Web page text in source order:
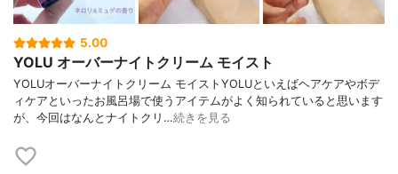
5.00
YOLU オーバーナイトクリーム モイスト
YOLUオーバーナイトクリーム モイストYOLUといえばヘアケアやボデ
ィケアといったお風呂場で使うアイテムがよく知られていると思います
が、今回はなんとナイトクリ…続きを見る